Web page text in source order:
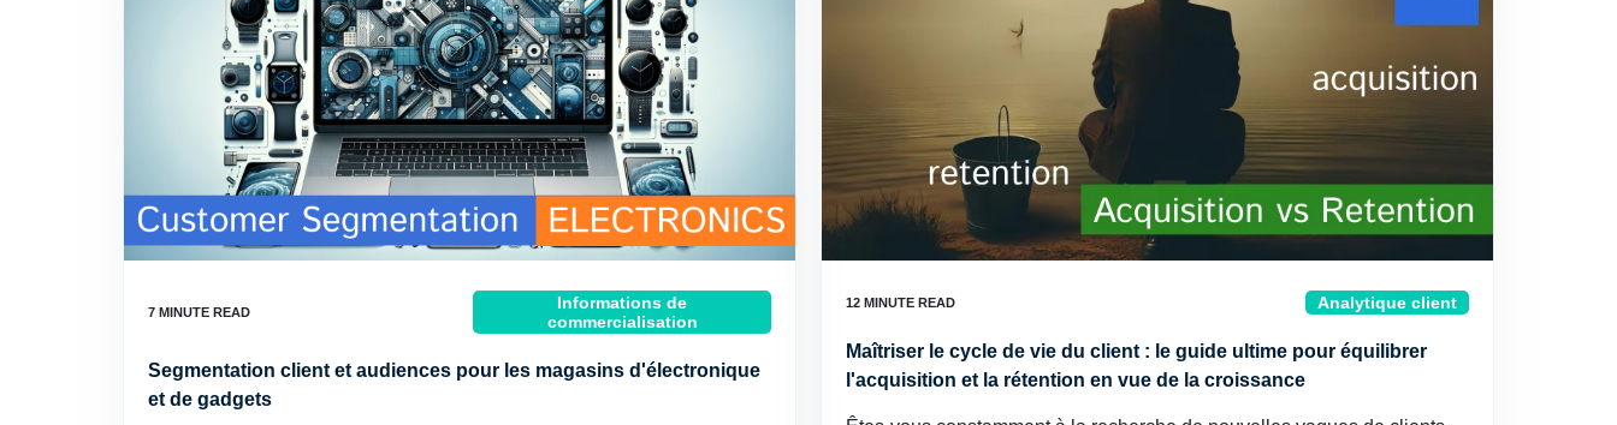
Informations de
commercialisation
Segmentation client et audiences pour les magasins d'électronique
et de gadgets
Analytique client
Maîtriser le cycle de vie du client : le guide ultime pour équilibrer
l'acquisition et la rétention en vue de la croissance